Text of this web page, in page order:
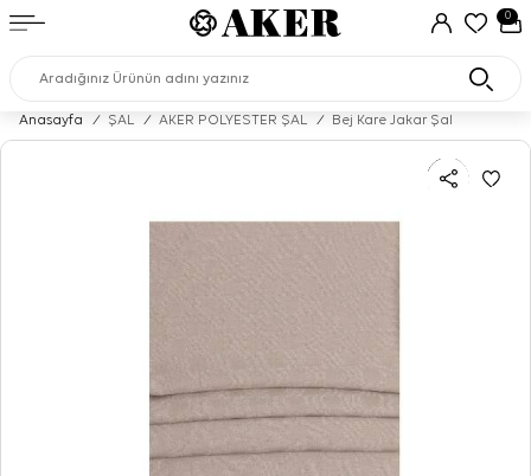
0
Anasayfa / ŞAL / AKER POLYESTER ŞAL / Bej Kare Jakar Şal